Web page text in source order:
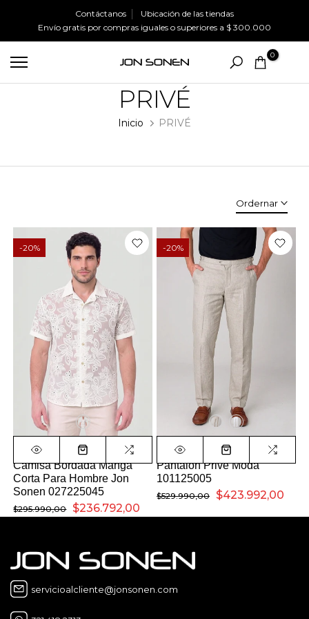
contenido
Contáctanos
Ubicación de las tiendas
Envío gratis por compras iguales o superiores a $ 300.000
0
PRIVÉ
Inicio PRIVÉ
Ordernar
-20%
Camisa Bordada Manga
Corta Para Hombre Jon
Sonen 027225045
$295.990,00 $236.792,00
-20%
Pantalon Prive Moda
101125005
$529.990,00 $423.992,00
servicioalcliente@jonsonen.com